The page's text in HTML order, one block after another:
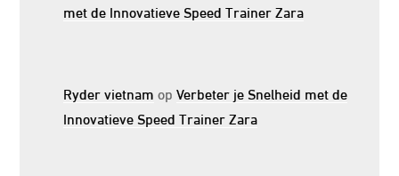
met de Innovatieve Speed Trainer Zara
Ryder vietnam opVerbeter je Snelheid met de
Innovatieve Speed Trainer Zara